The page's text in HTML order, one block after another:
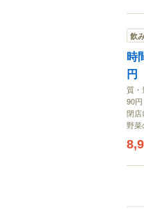
飲
時
円
質・
90
閉
野